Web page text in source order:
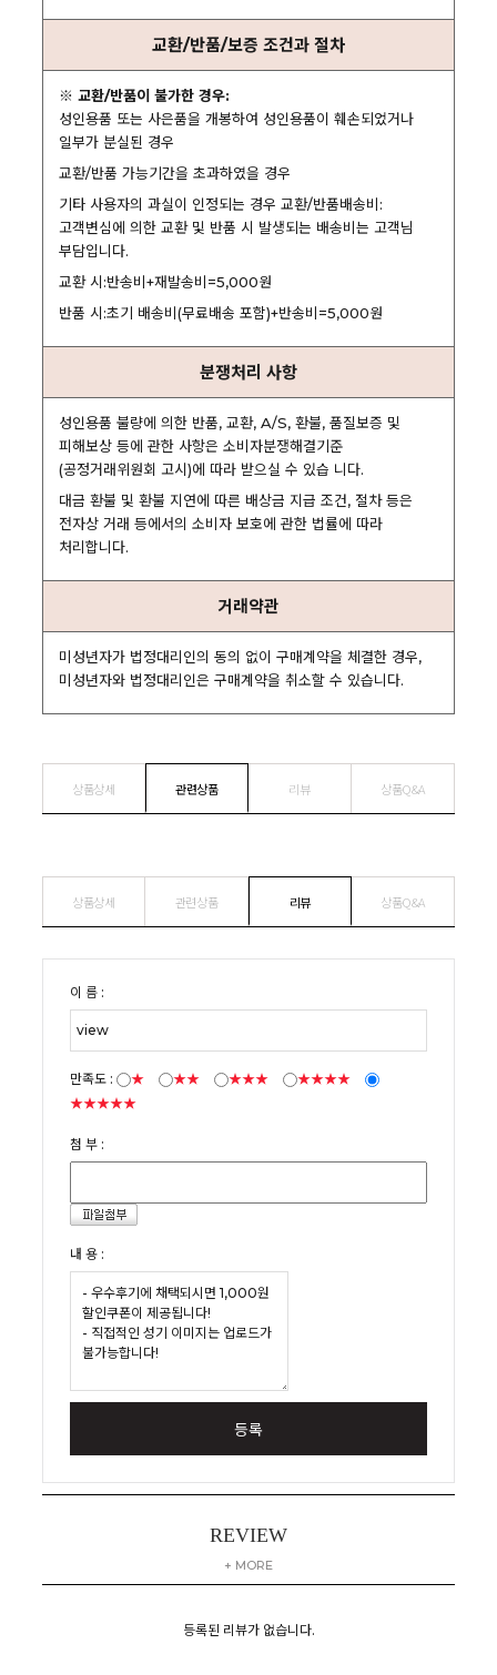
교환/반품/보증 조건과 절차
※ 교환/반품이 불가한 경우:
성인용품 또는 사은품을 개봉하여 성인용품이 훼손되었거나
일부가 분실된 경우
교환/반품 가능기간을 초과하였을 경우
기타 사용자의 과실이 인정되는 경우 교환/반품배송비:
고객변심에 의한 교환 및 반품 시 발생되는 배송비는 고객님
부담입니다.
교환 시:반송비+재발송비=5,000원
반품 시:초기 배송비(무료배송 포함)+반송비=5,000원
분쟁처리 사항
성인용품 불량에 의한 반품, 교환, A/S, 환불, 품질보증 및
피해보상 등에 관한 사항은 소비자분쟁해결기준
(공정거래위원회 고시)에 따라 받으실 수 있습 니다.
대금 환불 및 환불 지연에 따른 배상금 지급 조건, 절차 등은
전자상 거래 등에서의 소비자 보호에 관한 법률에 따라
처리합니다.
거래약관
미성년자가 법정대리인의 동의 없이 구매계약을 체결한 경우,
미성년자와 법정대리인은 구매계약을 취소할 수 있습니다.
상품상세 관련상품 리뷰 상품Q&A
상품상세 관련상품 리뷰 상품Q&A
이 름 :
만족도 : ★ ★★ ★★★
★★★★
★★★★★
첨 부 :
내 용 :
등록
REVIEW
+ MORE
등록된 리뷰가 없습니다.